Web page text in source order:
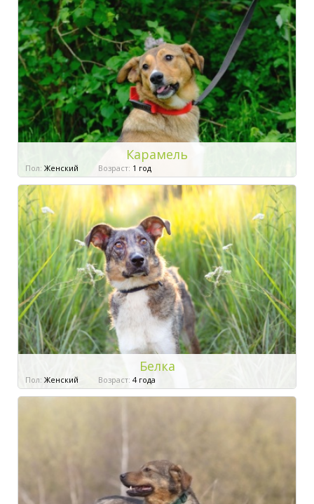
Карамель
Пол: Женский Возраст: 1 год
Белка
Пол: Женский Возраст: 4 года